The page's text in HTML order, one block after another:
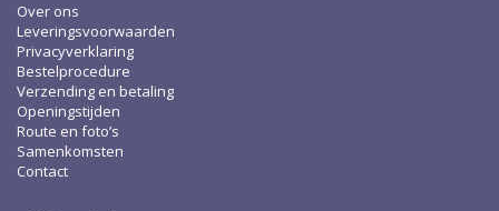
Over ons
Leveringsvoorwaarden
Privacyverklaring
Bestelprocedure
Verzending en betaling
Openingstijden
Route en foto’s
Samenkomsten
Contact